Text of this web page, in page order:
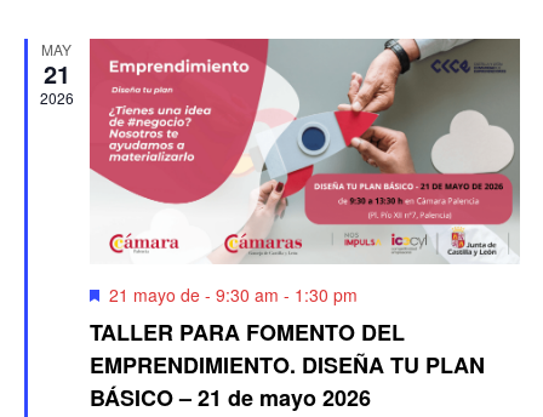
MAY
21
2026
Destacado
21 mayo de - 9:30 am - 1:30 pm
TALLER PARA FOMENTO DEL
EMPRENDIMIENTO. DISEÑA TU PLAN
BÁSICO – 21 de mayo 2026